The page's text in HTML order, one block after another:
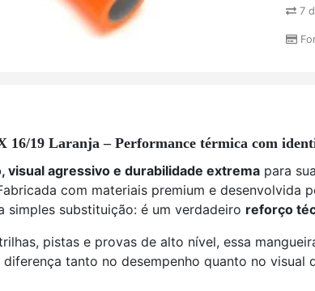
7
19 Laranja – Performance térmica com
visual agressivo e durabilidade extrema para
com materiais premium e desenvolvida
simples substituição: é um verdadeiro reforço
pistas e provas de alto nível, essa
tanto no desempenho quanto no visual